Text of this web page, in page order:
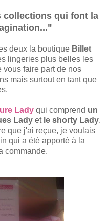
collections qui font la
deux la boutique Billet
lingeries plus belles les
vous faire part de nos
mais surtout en tant que
Lady qui comprend un
Lady et le shorty Lady.
que j'ai reçue, je voulais
qui a été apporté à la
commande.